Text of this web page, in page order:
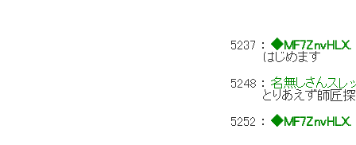
5237 ：◆MF7ZnvHLX.
はじめます
5248 ：名無しさんス
とりあえず師匠
5252 ：◆MF7ZnvHLX.